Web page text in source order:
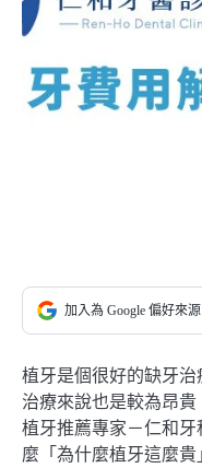
加入為 Google 偏好來源
植牙是個很好的缺牙
治療來說也是較為昂
植牙推薦專家－仁和
麼「為什麼植牙這麼貴